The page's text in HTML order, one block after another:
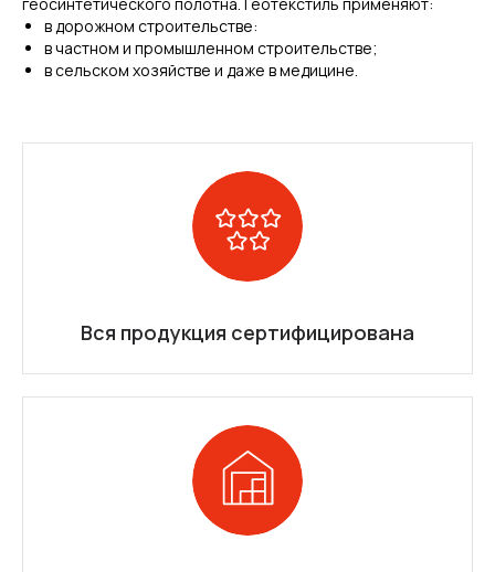
в дорожном строительстве:
в частном и промышленном строительстве;
в сельском хозяйстве и даже в медицине.
Вся продукция сертифицирована